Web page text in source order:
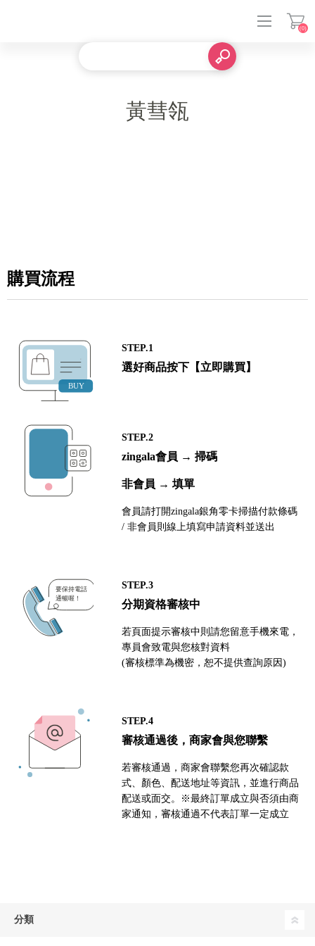
(0)
黃彗瓴
購買流程
STEP.1
選好商品按下【立即購買】
STEP.2
zingala會員 → 掃碼
非會員 → 填單
會員請打開zingala銀角零卡掃描付款條碼
/ 非會員則線上填寫申請資料並送出
STEP.3
分期資格審核中
若頁面提示審核中則請您留意手機來電，
專員會致電與您核對資料
(審核標準為機密，恕不提供查詢原因)
STEP.4
審核通過後，商家會與您聯繫
若審核通過，商家會聯繫您再次確認款
式、顏色、配送地址等資訊，並進行商品
配送或面交。※最終訂單成立與否須由商
家通知，審核通過不代表訂單一定成立
分類